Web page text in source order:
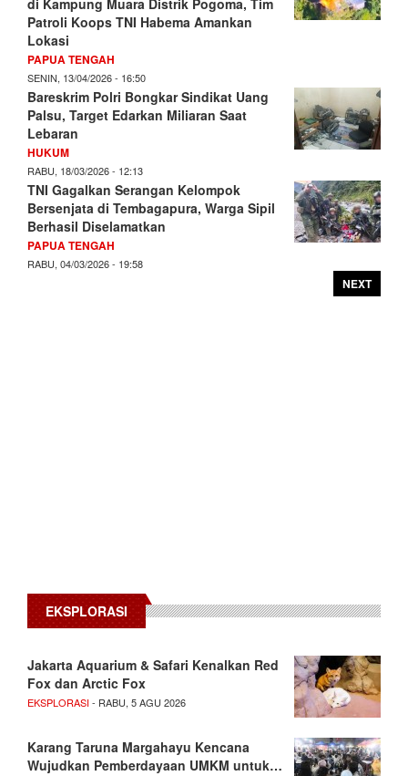
di Kampung Muara Distrik Pogoma, Tim
Patroli Koops TNI Habema Amankan
Lokasi
PAPUA TENGAH
SENIN, 13/04/2026 - 16:50
Bareskrim Polri Bongkar Sindikat Uang
Palsu, Target Edarkan Miliaran Saat
Lebaran
HUKUM
RABU, 18/03/2026 - 12:13
TNI Gagalkan Serangan Kelompok
Bersenjata di Tembagapura, Warga Sipil
Berhasil Diselamatkan
PAPUA TENGAH
RABU, 04/03/2026 - 19:58
NEXT
EKSPLORASI
Jakarta Aquarium & Safari Kenalkan Red
Fox dan Arctic Fox
EKSPLORASI- RABU, 5 AGU 2026
Karang Taruna Margahayu Kencana
Wujudkan Pemberdayaan UMKM untuk…